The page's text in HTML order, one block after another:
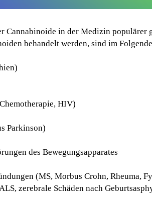
in der Medizin populärer
behandelt werden, sind im
HIV)
Parkinson)
des Bewegungsapparates
(MS, Morbus Crohn, Rheuma,
zerebrale Schäden nach